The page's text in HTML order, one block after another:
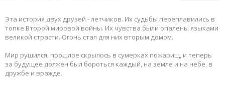
Эта история двух друзей - летчиков. Их судьбы переплавились в
топке Второй мировой войны. Их чувства были опалены языками
великой страсти. Огонь стал для них вторым домом.
Мир рушился, прошлое скрылось в сумерках пожарищ, и теперь
за будущее должен был бороться каждый, на земле и на небе, в
дружбе и вражде.